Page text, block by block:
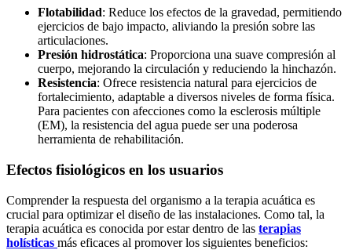
Flotabilidad: Reduce los efectos de la gravedad, permitiendo
ejercicios de bajo impacto, aliviando la presión sobre las
articulaciones.
Presión hidrostática: Proporciona una suave compresión al
cuerpo, mejorando la circulación y reduciendo la hinchazón.
Resistencia: Ofrece resistencia natural para ejercicios de
fortalecimiento, adaptable a diversos niveles de forma física.
Para pacientes con afecciones como la esclerosis múltiple
(EM), la resistencia del agua puede ser una poderosa
herramienta de rehabilitación.
Efectos fisiológicos en los usuarios
Comprender la respuesta del organismo a la terapia acuática es
crucial para optimizar el diseño de las instalaciones. Como tal, la
terapia acuática es conocida por estar dentro de las terapias
holísticas más eficaces al promover los siguientes beneficios: